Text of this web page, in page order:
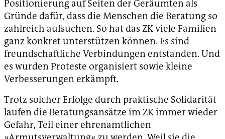
Positionierung auf Seiten der Geräumten als
Gründe dafür, dass die Menschen die Beratung so
zahlreich aufsuchen. So hat das ZK viele Familien
ganz konkret unterstützen können. Es sind
freundschaftliche Verbindungen entstanden. Und
es wurden Proteste organisiert sowie kleine
Verbesserungen erkämpft.
Trotz solcher Erfolge durch praktische Solidarität
laufen die Beratungsansätze im ZK immer wieder
Gefahr, Teil einer ehrenamtlichen